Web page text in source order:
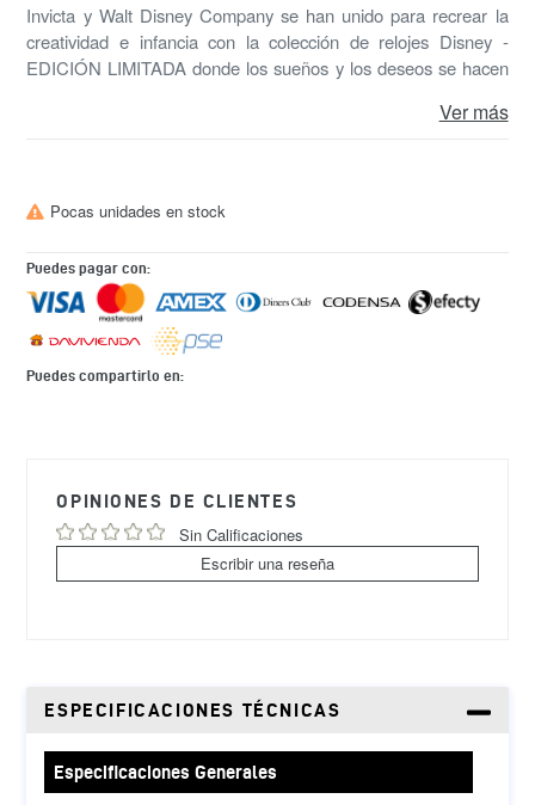
Invicta y Walt Disney Company se han unido para recrear la
creatividad e infancia con la colección de relojes Disney -
EDICIÓN LIMITADA donde los sueños y los deseos se hacen
Ver más
Pocas unidades en stock
Puedes pagar con:
Puedes compartirlo en:
carrito
OPINIONES DE CLIENTES
Sin Calificaciones
Escribir una reseña
ESPECIFICACIONES TÉCNICAS
Especificaciones Generales